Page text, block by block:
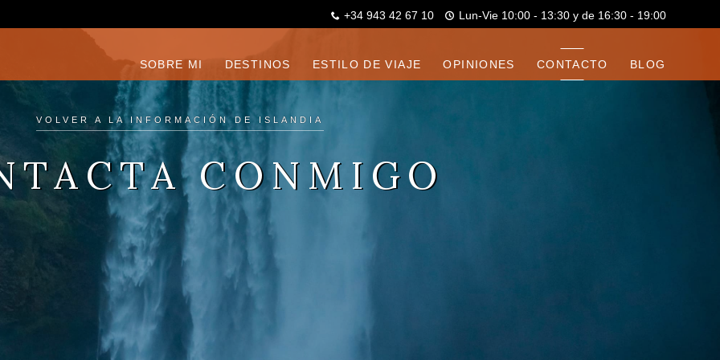
+34 943 42 67 10 Lun-Vie 10:00 - 13:30 y de 16:30 - 19:00
SOBRE MI DESTINOS ESTILO DE VIAJE OPINIONES CONTACTO BLOG
VOLVER A LA INFORMACIÓN DE ISLANDIA
CONMIGO